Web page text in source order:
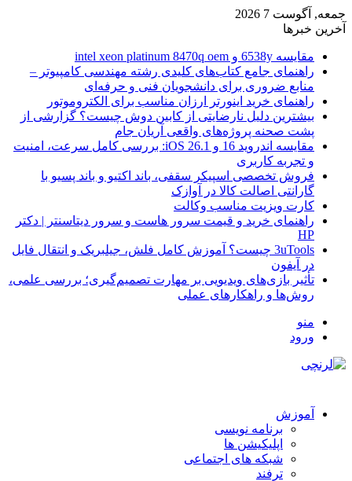
جمعه, آگوست 7 2026
آخرین خبرها
مقایسه 6538y و intel xeon platinum 8470q oem
راهنمای جامع کتاب‌های کلیدی رشته مهندسی کامپیوتر –
منابع ضروری برای دانشجویان فنی و حرفه‌ای
راهنمای خرید اینورتر ارزان مناسب برای الکتروموتور
بیشترین دلیل نارضایتی از کابین دوش چیست؟ گزارشی از
پشت صحنه پروژه‌های واقعی آریان جام
مقایسه اندروید 16 و iOS 26.1: بررسی کامل سرعت، امنیت
و تجربه کاربری
فروش تخصصی اسپیکر سقفی، باند اکتیو و باند پسیو با
گارانتی اصالت کالا در آوازک
کارت ویزیت مناسب وکالت
راهنمای خرید و قیمت سرور هاست و سرور دیتاسنتر | دکتر
HP
3uTools چیست؟ آموزش کامل فلش، جیلبریک و انتقال فایل
در آیفون
تأثیر بازی‌های ویدیویی بر مهارت تصمیم‌گیری؛ بررسی علمی،
روش‌ها و راهکارهای عملی
منو
ورود
آموزش
برنامه نویسی
اپلیکیشن ها
شبکه های اجتماعی
ترفند